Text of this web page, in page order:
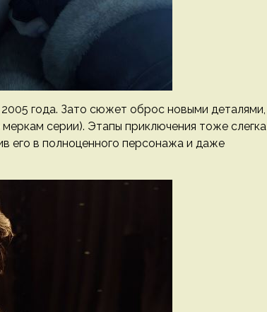
2005 года. Зато сюжет оброс новыми деталями,
серии). Этапы приключения тоже слегка
его в полноценного персонажа и даже